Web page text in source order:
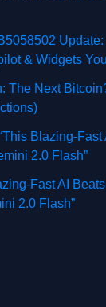
& Widgets
The Next
Blazing-
2.0 Flash”
Fast AI
2.0 Flash”